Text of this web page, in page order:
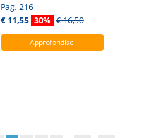
Pag. 216
€ 11,55 30% € 16,50
Approfondisci